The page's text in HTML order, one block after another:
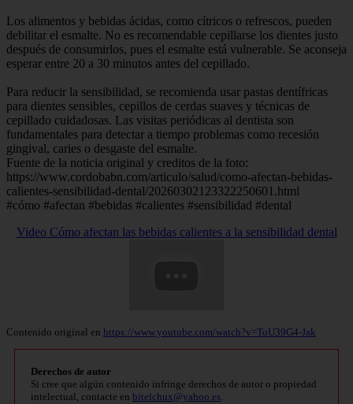
Los alimentos y bebidas ácidas, como cítricos o refrescos, pueden
debilitar el esmalte. No es recomendable cepillarse los dientes justo
después de consumirlos, pues el esmalte está vulnerable. Se aconseja
esperar entre 20 a 30 minutos antes del cepillado.
Para reducir la sensibilidad, se recomienda usar pastas dentífricas
para dientes sensibles, cepillos de cerdas suaves y técnicas de
cepillado cuidadosas. Las visitas periódicas al dentista son
fundamentales para detectar a tiempo problemas como recesión
gingival, caries o desgaste del esmalte.
Fuente de la noticia original y creditos de la foto:
https://www.cordobabn.com/articulo/salud/como-afectan-bebidas-
calientes-sensibilidad-dental/20260302123322250601.html
#cómo #afectan #bebidas #calientes #sensibilidad #dental
Video Cómo afectan las bebidas calientes a la sensibilidad dental
Contenido original en https://www.youtube.com/watch?v=ToU39G4-Jak
Derechos de autor
Si cree que algún contenido infringe derechos de autor o propiedad
intelectual, contacte en bitelchux@yahoo.es.